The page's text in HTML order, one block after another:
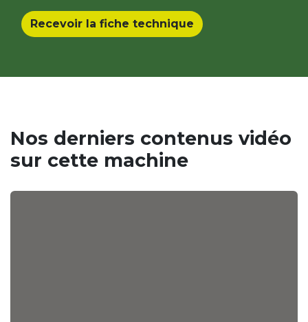
Recevoir la fiche technique
Nos derniers contenus vidéo​
sur cette machine